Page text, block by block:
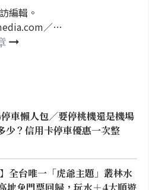
編輯。
／
車懶人包／要停桃機還是機場
少？信用卡停車優惠一次整
全台唯一「虎爺主題」叢林水
地免門票回歸，玩水＋4大順遊